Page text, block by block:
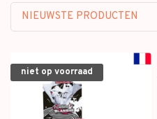
NIEUWSTE PRODUCTEN
niet op voorraad